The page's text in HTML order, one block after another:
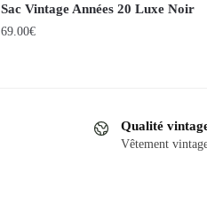
Sac Vintage Années 20 Luxe Noir
69.00€
Qualité
Vêtement